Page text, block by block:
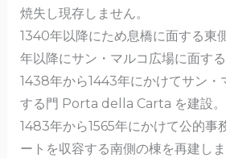
焼失し現存しません。
1340年以降にため息橋に面する東
年以降にサン・マルコ広場に面する
1438年から1443年にかけてサン・
する門 Porta della Carta を建設。
1483年から1565年にかけて公的
ートを収容する南側の棟を再建しま